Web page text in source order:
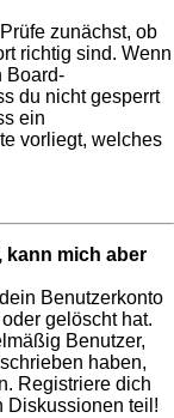
zunächst, ob
richtig sind. Wenn
Board-
du nicht gesperrt
ein
vorliegt, welches
kann mich aber
Benutzerkonto
gelöscht hat.
Benutzer,
haben,
Registriere dich
Diskussionen teil!